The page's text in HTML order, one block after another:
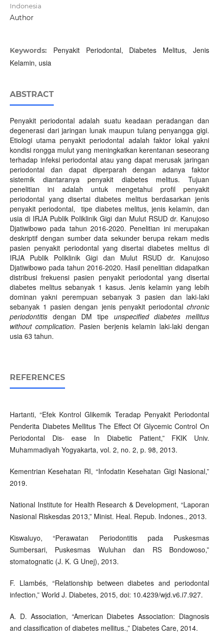
Indonesia
Author
Keywords: Penyakit Periodontal, Diabetes Melitus, Jenis
Kelamin, usia
ABSTRACT
Penyakit periodontal adalah suatu keadaan peradangan dan
degenerasi dari jaringan lunak maupun tulang penyangga gigi.
Etiologi utama penyakit periodontal adalah faktor lokal yakni
kondisi rongga mulut yang meningkatkan kerentanan seseorang
terhadap infeksi periodontal atau yang dapat merusak jaringan
periodontal dan dapat diperparah dengan adanya faktor
sistemik diantaranya penyakit diabetes melitus. Tujuan
penelitian ini adalah untuk mengetahui profil penyakit
periodontal yang disertai diabetes melitus berdasarkan jenis
penyakit periodontal, tipe diabetes melitus, jenis kelamin, dan
usia di IRJA Publik Poliklinik Gigi dan Mulut RSUD dr. Kanujoso
Djatiwibowo pada tahun 2016-2020. Penelitian ini merupakan
deskriptif dengan sumber data sekunder berupa rekam medis
pasien penyakit periodontal yang disertai diabetes melitus di
IRJA Publik Poliklinik Gigi dan Mulut RSUD dr. Kanujoso
Djatiwibowo pada tahun 2016-2020. Hasil penelitian didapatkan
distribusi frekuensi pasien penyakit periodontal yang disertai
diabetes melitus sebanyak 1 kasus. Jenis kelamin yang lebih
dominan yakni perempuan sebanyak 3 pasien dan laki-laki
sebanyak 1 pasien dengan jenis penyakit periodontalchronic
periodontitis dengan DM tipe unspecified diabetes mellitus
without complication. Pasien berjenis kelamin laki-laki dengan
usia 63 tahun.
REFERENCES
Hartanti, “Efek Kontrol Glikemik Teradap Penyakit Periodontal
Penderita Diabetes Mellitus The Effect Of Glycemic Control On
Periodontal Dis- ease In Diabetic Patient,” FKIK Univ.
Muhammadiyah Yogyakarta, vol. 2, no. 2, p. 98, 2013.
Kementrian Kesehatan RI, “Infodatin Kesehatan Gigi Nasional,”
2019.
National Institute for Health Research & Development, “Laporan
Nasional Riskesdas 2013,” Minist. Heal. Repub. Indones., 2013.
Kiswaluyo, “Perawatan Periodontitis pada Puskesmas
Sumbersari, Puskesmas Wuluhan dan RS Bondowoso,”
stomatognatic (J. K. G Unej), 2013.
F. Llambés, “Relationship between diabetes and periodontal
infection,” World J. Diabetes, 2015, doi: 10.4239/wjd.v6.i7.927.
A. D. Association, “American Diabetes Association: Diagnosis
and classification of diabetes mellitus.,” Diabetes Care, 2014.